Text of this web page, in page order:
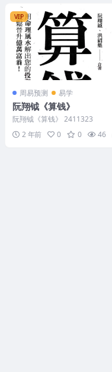
VIP
周易预测 易学
阮翔钺《算钱》
阮翔钺《算钱》 2411323
2 年前
0 0 46